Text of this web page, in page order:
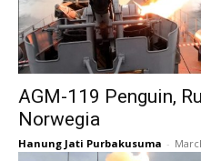
AGM-119 Penguin,
Norwegia
Hanung Jati Purbakusuma -